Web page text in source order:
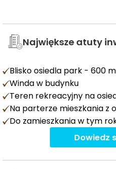
Największe atuty
Blisko osiedla park - 600 m
Winda w budynku
Teren rekreacyjny na
Na parterze mieszkania z
Do zamieszkania w tym
Dowiedz